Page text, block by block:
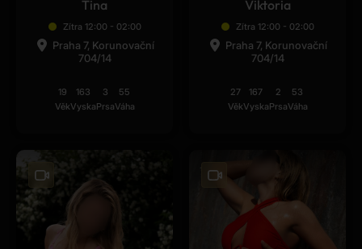
Tina
Zítra 12:00 - 02:00
Praha 7, Korunovační
704/14
19
Věk
163
Vyska
3
Prsa
55
Váha
Viktoria
Zítra 12:00 - 02:00
Praha 7, Korunovační
704/14
27
Věk
167
Vyska
2
Prsa
53
Váha